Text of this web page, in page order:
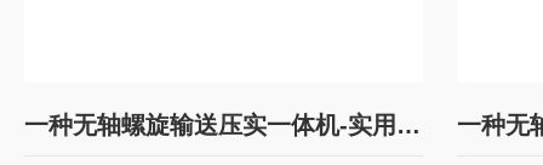
一种无轴螺旋输送压实一体机-实用新型专利证书